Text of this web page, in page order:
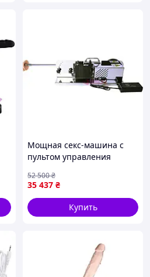
Мощная секс-машина с
пультом управления
Эротические товары для
взрослых
35 437 ₴
52 500₴
Купить